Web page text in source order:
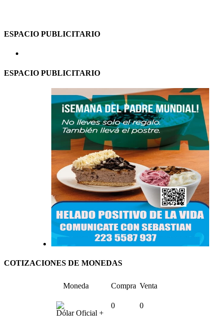
ESPACIO PUBLICITARIO
ESPACIO PUBLICITARIO
COTIZACIONES DE MONEDAS
Moneda Compra Venta
Dólar Oficial +
0 0